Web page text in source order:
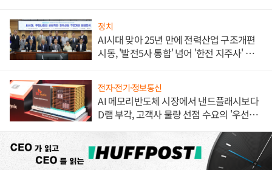
정치
AI시대 맞아 25년 만에 전력산업 구조개편
시동, '발전5사 통합' 넘어 '한전 지주사' 재편
전자·전기·정보통신
AI 메모리반도체 시장에서 낸드플래시보다
D램 부각, 고객사 물량 선점 수요의 '우선순